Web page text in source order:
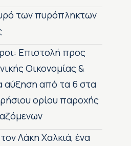
των πυρόπληκτων
Επιστολή προς
Οικονομίας &
αύξηση από τα 6 στα
ορίου παροχής
Λάκη Χαλκιά, ένα